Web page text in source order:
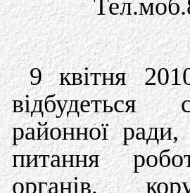
9 квітня
відбудеться
районної ради,
питання
органів,